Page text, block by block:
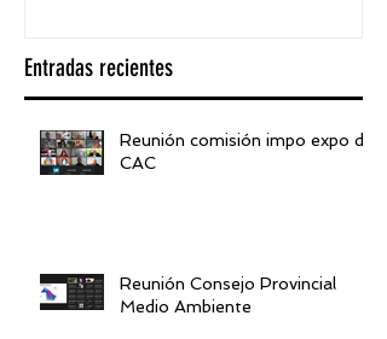
Entradas recientes
Reunión comisión impo expo de
CAC
Reunión Consejo Provincial
Medio Ambiente